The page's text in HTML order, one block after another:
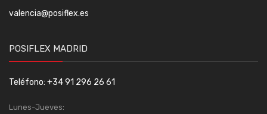
valencia@posiflex.es
POSIFLEX MADRID
Teléfono: +34 91 296 26 61
Lunes-Jueves: